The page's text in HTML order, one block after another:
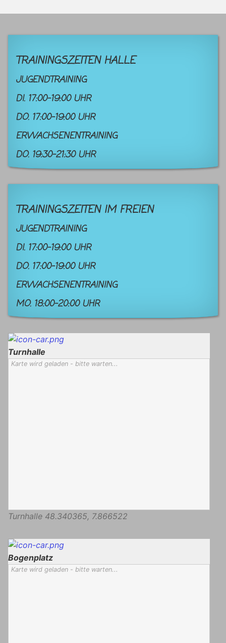
TRAININGSZEITEN HALLE
JUGENDTRAINING
DI. 17:00-19:00 UHR
DO. 17:00-19:00 UHR
ERWACHSENENTRAINING
DO. 19:30-21:30 UHR
TRAININGSZEITEN IM FREIEN
JUGENDTRAINING
DI. 17:00-19:00 UHR
DO. 17:00-19:00 UHR
ERWACHSENENTRAINING
MO. 18:00-20:00 UHR
Turnhalle
Karte wird geladen - bitte warten...
Turnhalle 48.340365, 7.866522
Bogenplatz
Karte wird geladen - bitte warten...